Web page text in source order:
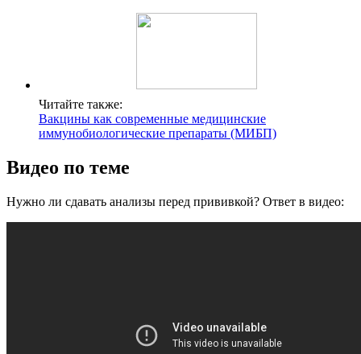
Читайте также:
Вакцины как современные медицинские
иммунобиологические препараты (МИБП)
Видео по теме
Нужно ли сдавать анализы перед прививкой? Ответ в видео: